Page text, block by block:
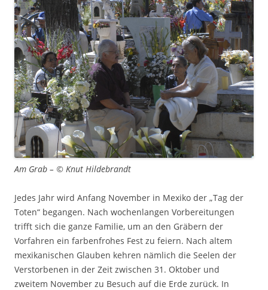
Am Grab – © Knut Hildebrandt
Jedes Jahr wird Anfang November in Mexiko der „Tag der
Toten“ begangen. Nach wochenlangen Vorbereitungen
trifft sich die ganze Familie, um an den Gräbern der
Vorfahren ein farbenfrohes Fest zu feiern. Nach altem
mexikanischen Glauben kehren nämlich die Seelen der
Verstorbenen in der Zeit zwischen 31. Oktober und
zweitem November zu Besuch auf die Erde zurück. In